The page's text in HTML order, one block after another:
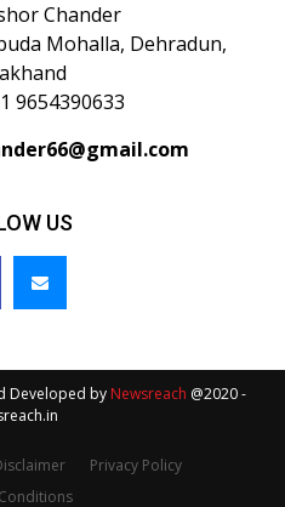
Chander
Mohalla, Dehradun,
9654390633
US
Developed by Newsreach @2020 -
Privacy Policy